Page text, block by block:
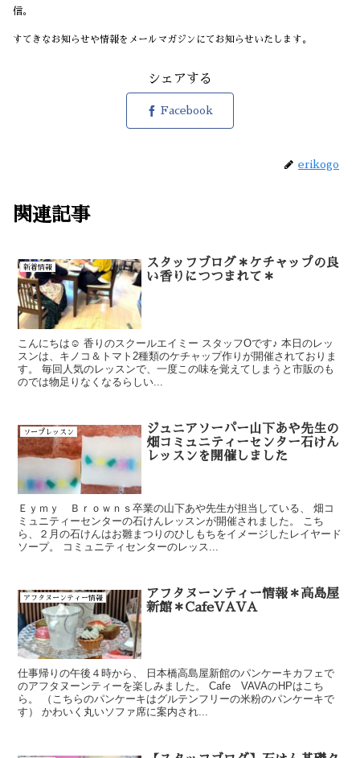
信。
すてきなお知らせや情報をメールマガジンにてお知らせいたします。
シェアする
Facebook
erikogo
関連記事
新着情報
スタッフブログ＊ケチャップの良
い香りにつつまれて＊
こんにちは☺ 香りのスクールエイミー スタッフOです♪ 本日のレッ
スンは、キノコ＆トマト2種類のケチャップ作りが開催されておりま
す。 毎回人気のレッスンで、一度この味を覚えてしまうと市販のも
のでは物足りなくなるらしい...
ソープレッスン
ジュニアソーパー山下あや先生の
畑コミュニティーセンター石けん
レッスンを開催しました
Ｅｙｍｙ Ｂｒｏｗｎｓ卒業の山下あや先生が担当している、 畑コ
ミュニティーセンターの石けんレッスンが開催されました。 こち
ら、２月の石けんはお雛まつりのひしもちをイメージしたレイヤード
ソープ。 コミュニティセンターのレッス...
アフタヌーンティー情報
アフタヌーンティー情報＊高島屋
新館＊CafeVAVA
仕事帰りの午後４時から、 日本橋高島屋新館のパンケーキカフェで
のアフタヌーンティーを楽しみました。 Cafe VAVAのHPはこち
ら。 （こちらのパンケーキはグルテンフリーの米粉のパンケーキで
す） かわいく丸いソファ席に案内され...